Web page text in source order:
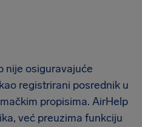
nije osiguravajuće
registrirani posrednik u
propisima. AirHelp
već preuzima funkciju